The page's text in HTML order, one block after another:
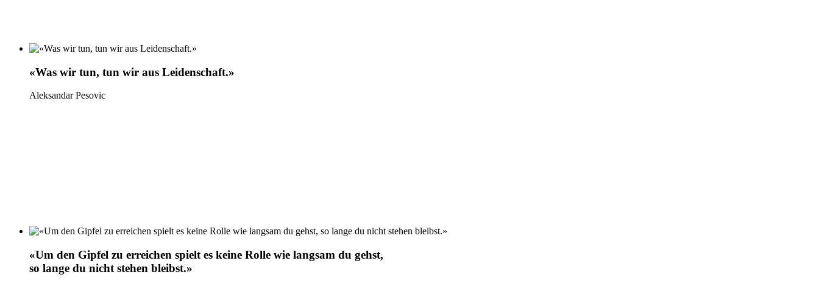
«Was wir tun, tun wir aus Leidenschaft.»
Aleksandar Pesovic
«Um den Gipfel zu erreichen spielt es keine Rolle wie langsam du gehst,
so lange du nicht stehen bleibst.»